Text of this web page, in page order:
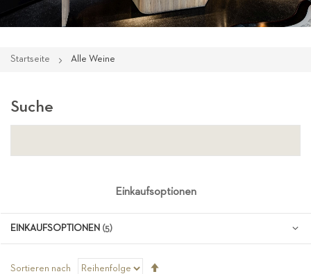
Startseite Alle Weine
Sortieren nach
Suche
Einkaufsoptionen
EINKAUFSOPTIONEN